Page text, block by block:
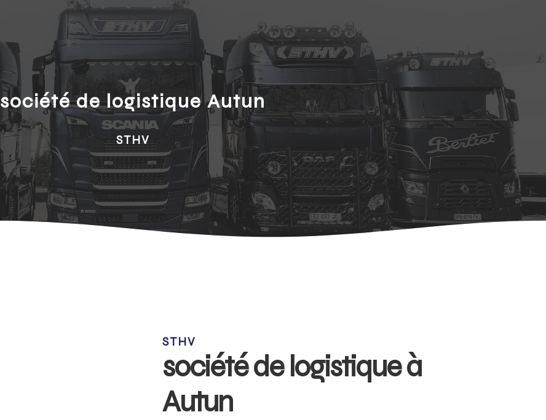
société de logistique Autun
STHV
STHV
société de logistique à
Autun